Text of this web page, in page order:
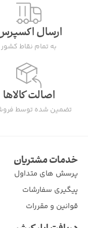
ارسال
به تمام نقاط کشور
اصالت کالاها
تضمین شده توسط
خدمات مشتریان
پرسش های متداول
پیگیری سفارشات
قوانین و مقررات